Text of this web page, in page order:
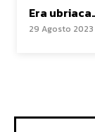
Era
29 Agosto 2023